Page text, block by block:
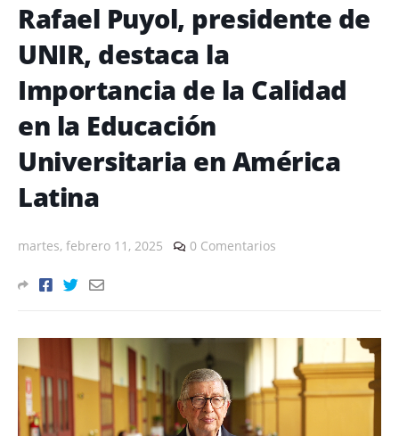
Rafael Puyol, presidente de
UNIR, destaca la
Importancia de la Calidad
en la Educación
Universitaria en América
Latina
martes, febrero 11, 2025 0 Comentarios